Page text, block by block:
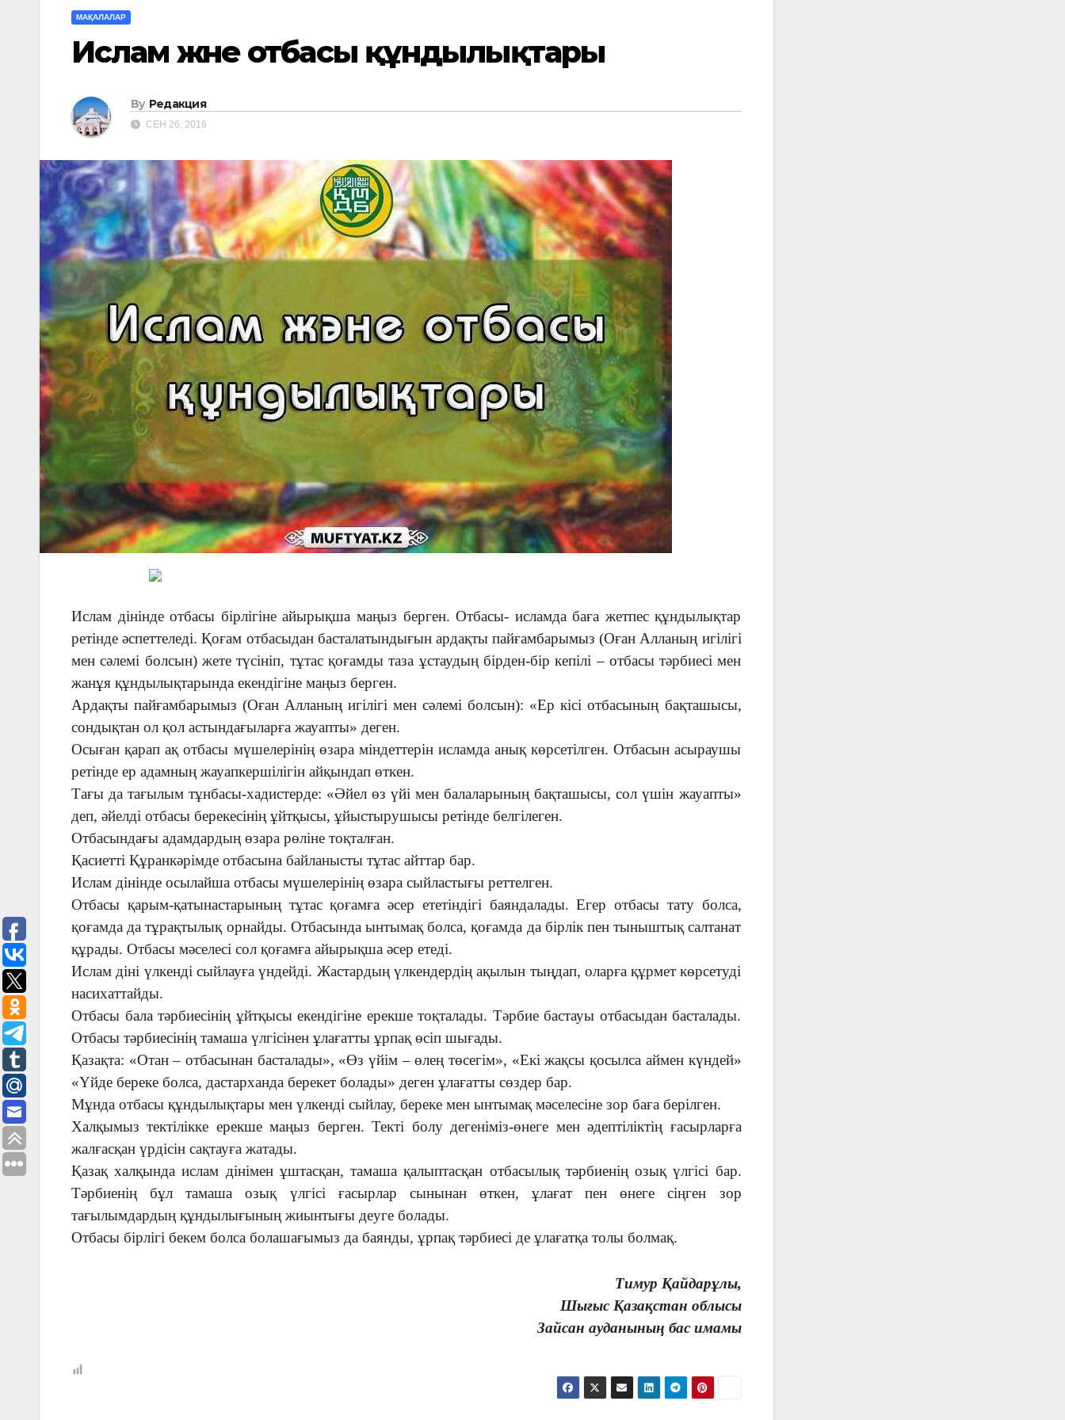
МАҚАЛАЛАР
Ислам және отбасы құндылықтары
By Редакция
СЕН 26, 2016
Ислам дінінде отбасы бірлігіне айырықша маңыз берген. Отбасы- исламда баға жетпес құндылықтар
ретінде әспеттеледі. Қоғам отбасыдан басталатындығын ардақты пайғамбарымыз (Оған Алланың игілігі
мен сәлемі болсын) жете түсініп, тұтас қоғамды таза ұстаудың бірден-бір кепілі – отбасы тәрбиесі мен
жанұя құндылықтарында екендігіне маңыз берген.
Ардақты пайғамбарымыз (Оған Алланың игілігі мен сәлемі болсын): «Ер кісі отбасының бақташысы,
сондықтан ол қол астындағыларға жауапты» деген.
Осыған қарап ақ отбасы мүшелерінің өзара міндеттерін исламда анық көрсетілген. Отбасын асыраушы
ретінде ер адамның жауапкершілігін айқындап өткен.
Тағы да тағылым тұнбасы-хадистерде: «Әйел өз үйі мен балаларының бақташысы, сол үшін жауапты»
деп, әйелді отбасы берекесінің ұйтқысы, ұйыстырушысы ретінде белгілеген.
Отбасындағы адамдардың өзара рөліне тоқталған.
Қасиетті Құранкәрімде отбасына байланысты тұтас айттар бар.
Ислам дінінде осылайша отбасы мүшелерінің өзара сыйластығы реттелген.
Отбасы қарым-қатынастарының тұтас қоғамға әсер ететіндігі баяндалады. Егер отбасы тату болса,
қоғамда да тұрақтылық орнайды. Отбасында ынтымақ болса, қоғамда да бірлік пен тыныштық салтанат
құрады. Отбасы мәселесі сол қоғамға айырықша әсер етеді.
Ислам діні үлкенді сыйлауға үндейді. Жастардың үлкендердің ақылын тыңдап, оларға құрмет көрсетуді
насихаттайды.
Отбасы бала тәрбиесінің ұйтқысы екендігіне ерекше тоқталады. Тәрбие бастауы отбасыдан басталады.
Отбасы тәрбиесінің тамаша үлгісінен ұлағатты ұрпақ өсіп шығады.
Қазақта: «Отан – отбасынан басталады», «Өз үйім – өлең төсегім», «Екі жақсы қосылса аймен күндей»
«Үйде береке болса, дастарханда берекет болады» деген ұлағатты сөздер бар.
Мұнда отбасы құндылықтары мен үлкенді сыйлау, береке мен ынтымақ мәселесіне зор баға берілген.
Халқымыз тектілікке ерекше маңыз берген. Текті болу дегеніміз-өнеге мен әдептіліктің ғасырларға
жалғасқан үрдісін сақтауға жатады.
Қазақ халқында ислам дінімен ұштасқан, тамаша қалыптасқан отбасылық тәрбиенің озық үлгісі бар.
Тәрбиенің бұл тамаша озық үлгісі ғасырлар сынынан өткен, ұлағат пен өнеге сіңген зор
тағылымдардың құндылығының жиынтығы деуге болады.
Отбасы бірлігі бекем болса болашағымыз да баянды, ұрпақ тәрбиесі де ұлағатқа толы болмақ.
Тимур Қайдарұлы,
Шығыс Қазақстан облысы
Зайсан ауданының бас имамы